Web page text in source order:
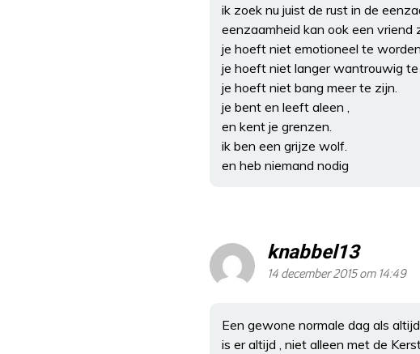
ik zoek nu juist de rust in de
eenzaamheid kan ook een vriend
je hoeft niet emotioneel te
je hoeft niet langer wantrouwig te
je hoeft niet bang meer te zijn.
je bent en leeft aleen ,
en kent je grenzen.
ik ben een grijze wolf.
en heb niemand nodig
knabbel13
14 december 2015 om 14:49
Een gewone normale dag als
is er altijd , niet alleen met de